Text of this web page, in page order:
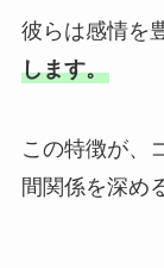
彼らは感情を
します。
この特徴が、
間関係を深め